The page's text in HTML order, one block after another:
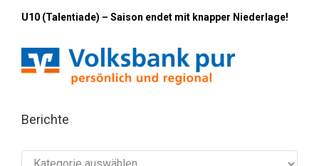
U10 (Talentiade) – Saison endet mit knapper Niederlage!
Berichte
Berichte